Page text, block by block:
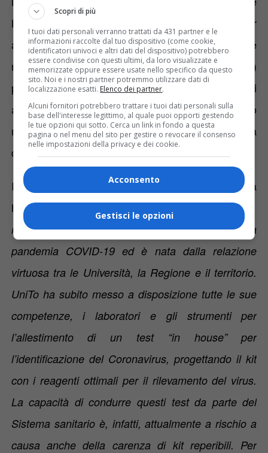
Molecolari e Scienze della Salute
è il maggior
afferente, e ilCentro di Ricerca Traslazionale sulle
malattie autoimmuni e allergiche(CAAD-UPO)
possiedono laboratori attrezzati e ricercatori
altamente specializzati che hanno risposto
numerosissimi, con entusiasmo, mettendosi a
disposizione immediatamente.
Il Rettore dell’Università di Torino
Stefano Geuna
ha dichiarato:«Questa iniziativa è una pronta
risposta all’eccezionale emergenza causata dalla
pandemia COVID-19 ed è nata dalla relazione
virtuosa tra le Università, la Regione e il territorio.
UniTo ha subito messo a disposizione tutte le sue
competenze, i laboratori e gli strumenti per
l’allestimento di un test “in house” per
l’identificazione del Coronavirus, progettando il kit
con i reagenti ottimali per il rilevamento del virus.
La capacità di condurre questi test da parte del
Sistema sanitario è, infatti, attualmente a rischio a
causa anche della carenza di kit reperibili. Per
Scopri di più
I tuoi dati personali verranno trattati da 431 partner e le
informazioni raccolte dal tuo dispositivo (come cookie,
identificatori univoci e altri dati del dispositivo) potrebbero
essere condivise con questi ultimi, da loro visualizzate e
memorizzate oppure essere usate nello specifico da questo
sito. Noi e i nostri partner potremmo utilizzare dati di
localizzazione esatti. Elenco dei partner.
Alcuni fornitori potrebbero trattare i tuoi dati personali sulla
base dell'interesse legittimo, al quale puoi opporti gestendo
le tue opzioni qui sotto. Cerca un link in fondo a questa
pagina o nel menu del sito per gestire o revocare il consenso
nelle impostazioni della privacy e dei cookie.
Acconsento
Gestisci le opzioni